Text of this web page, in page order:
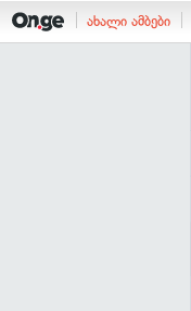
ახალი ამბები